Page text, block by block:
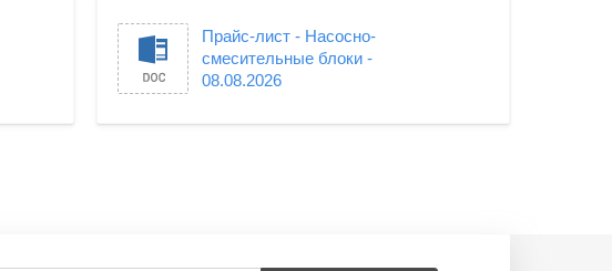
Прайс-лист - Насосно-
смесительные блоки -
08.08.2026